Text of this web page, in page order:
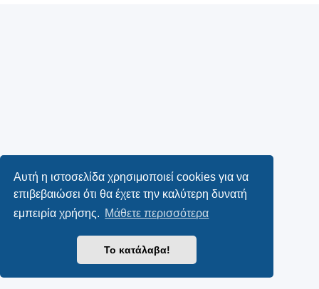
Αυτή η ιστοσελίδα χρησιμοποιεί cookies για να
επιβεβαιώσει ότι θα έχετε την καλύτερη δυνατή
εμπειρία χρήσης. Μάθετε περισσότερα
Το κατάλαβα!